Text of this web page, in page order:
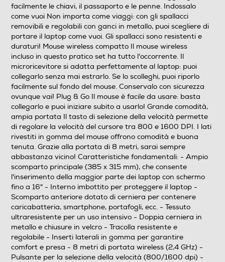
Lunghezza interna scomparto principale-cm
31,5
Accessori in dotazione
Mouse ottico wireless Ricevitore micro-USB 1 batteria
AAA Manuale utente
Altre caratteristiche
Comodo set da viaggio composto da un mouse wireless
e una borsa protettiva per laptop fino a 16", periferiche
e altri accessori ?Ampio scomparto principale (385 x
315 mm), che consente l'inserimento della maggior
parte dei laptop con schermo fino a 16" ?Interno
imbottito per proteggere il laptop ?Scomparto
anteriore dotato di cerniera per contenere
caricabatteria, smartphone, portafogli, ecc. ?Tessuto
ultraresistente per un uso intensivo ?Doppia cerniera in
metallo e chiusure in velcro ?Tracolla resistente e
regolabile ?Inserti laterali in gomma per garantire
comfort e presa ?8 metri di portata wireless (2,4 GHz)
?Pulsante per la selezione della velocità (800/1600
dpi) ?Semplice da utilizzare: è sufficiente collegare il
facilmente le chiavi, il passaporto e le penne. Indossalo
come vuoi Non importa come viaggi: con gli spallacci
removibili e regolabili con ganci in metallo, puoi scegliere di
portare il laptop come vuoi. Gli spallacci sono resistenti e
duraturi! Mouse wireless compatto Il mouse wireless
incluso in questo pratico set ha tutto l'occorrente. Il
microricevitore si adatta perfettamente al laptop: puoi
collegarlo senza mai estrarlo. Se lo scolleghi, puoi riporlo
facilmente sul fondo del mouse. Conservalo con sicurezza
ovunque vai! Plug & Go Il mouse è facile da usare: basta
collegarlo e puoi iniziare subito a usarlo! Grande comodità,
ampia portata Il tasto di selezione della velocità permette
di regolare la velocità del cursore tra 800 e 1600 DPI. I lati
rivestiti in gomma del mouse offrono comodità e buona
tenuta. Grazie alla portata di 8 metri, sarai sempre
abbastanza vicino! Caratteristiche fondamentali: - Ampio
scomparto principale (385 x 315 mm), che consente
l'inserimento della maggior parte dei laptop con schermo
fino a 16" - Interno imbottito per proteggere il laptop -
Scomparto anteriore dotato di cerniera per contenere
caricabatteria, smartphone, portafogli, ecc. - Tessuto
ultraresistente per un uso intensivo - Doppia cerniera in
metallo e chiusure in velcro - Tracolla resistente e
regolabile - Inserti laterali in gomma per garantire
comfort e presa - 8 metri di portata wireless (2,4 GHz) -
Pulsante per la selezione della velocità (800/1600 dpi) -